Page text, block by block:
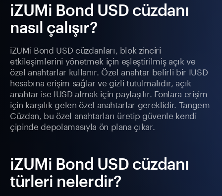
iZUMi Bond USD cüzdanı
nasıl çalışır?
iZUMi Bond USD cüzdanları, blok zinciri
etkileşimlerini yönetmek için eşleştirilmiş açık ve
özel anahtarlar kullanır. Özel anahtar belirli bir IUSD
hesabına erişim sağlar ve gizli tutulmalıdır, açık
anahtar ise IUSD almak için paylaşılır. Fonlara erişim
için karşılık gelen özel anahtarlar gereklidir. Tangem
Cüzdan, bu özel anahtarları üretip güvenle kendi
çipinde depolamasıyla ön plana çıkar.
iZUMi Bond USD cüzdanı
türleri nelerdir?